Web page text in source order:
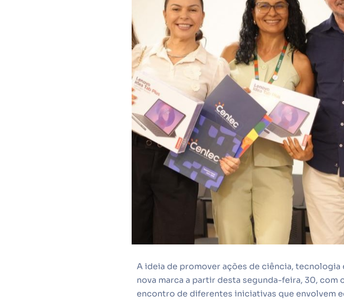
A ideia de promover ações de ciência,
nova marca a partir desta segunda-feira, 30, com
encontro de diferentes iniciativas que envolvem